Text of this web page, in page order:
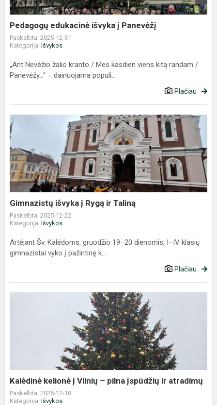
Pedagogų edukacinė išvyka į Panevėžį
Paskelbta: 2025-12-31
Kategorija: Išvykos
„Ant Nevėžio žalio kranto / Mes kasdien viens kitą randam /
Panevėžy…“ – dainuojama populi...
Plačiau
Gimnazistų
išvyka
į
Rygą
ir
Taliną
Gimnazistų išvyka į Rygą ir Taliną
Paskelbta: 2025-12-22
Kategorija: Išvykos
Artėjant Šv. Kalėdoms, gruodžio 19–20 dienomis, I–IV klasių
gimnazistai vyko į pažintinę k...
Plačiau
ir
atradimų
Kalėdinė kelionė į Vilnių – pilna įspūdžių ir atradimų
Paskelbta: 2025-12-18
Kategorija: Išvykos